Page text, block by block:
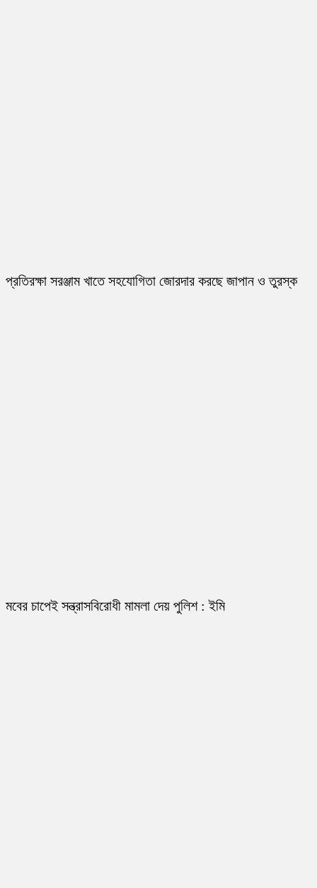
প্রতিরক্ষা সরঞ্জাম খাতে সহযোগিতা জোরদার করছে জাপান ও তুরস্ক
মবের চাপেই সন্ত্রাসবিরোধী মামলা দেয় পুলিশ : ইমি